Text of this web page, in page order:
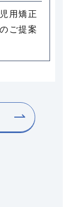
用矯正
ご提案